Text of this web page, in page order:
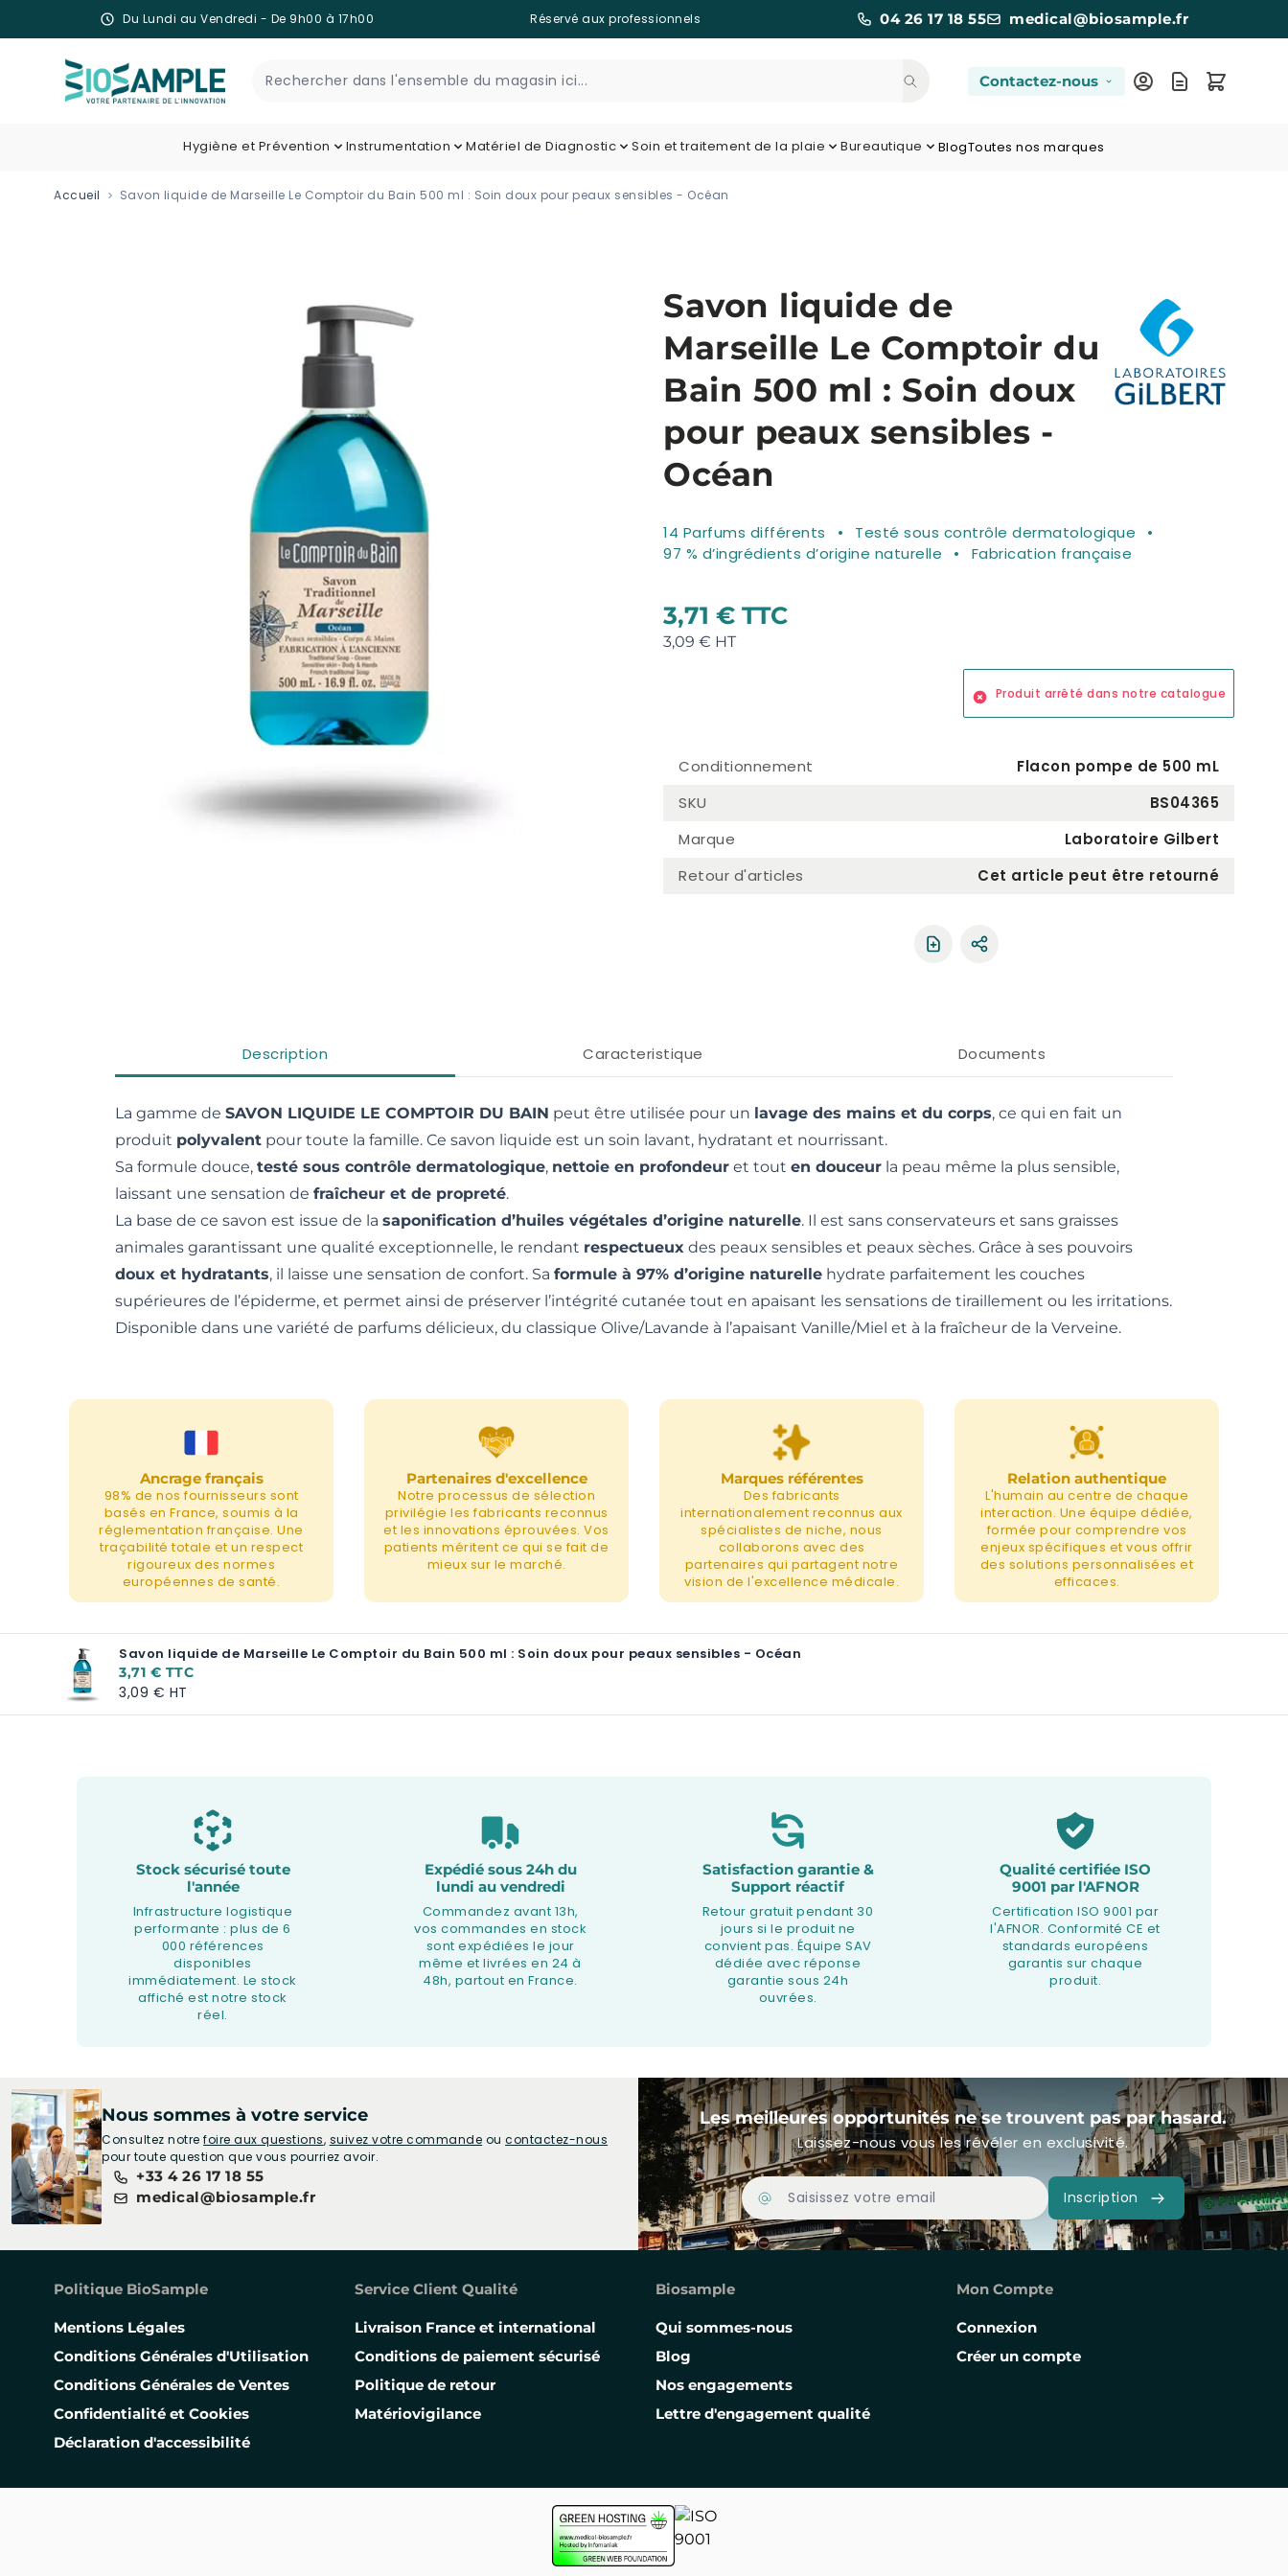
Du Lundi au Vendredi - De 9h00 à 17h00 Réservé aux professionnels 04 26 17 18 55
medical@biosample.fr
Contactez-nous
Hygiène et Prévention Instrumentation Matériel de Diagnostic Soin et traitement de la plaie Bureautique BlogToutes nos marques
Accueil Savon liquide de Marseille Le Comptoir du Bain 500 ml : Soin doux pour peaux sensibles - Océan
Savon liquide de
Marseille Le Comptoir du
Bain 500 ml : Soin doux
pour peaux sensibles -
Océan
14 Parfums différents
Testé sous contrôle dermatologique
97 % d’ingrédients d’origine naturelle
Fabrication française
3,71 €
3,09 €
Produit arrêté dans notre catalogue
Conditionnement
Flacon pompe de 500 mL
SKU
BS04365
Marque
Laboratoire Gilbert
Retour d'articles
Cet article peut être retourné
Partager le produit
Description Caracteristique Documents
La gamme de SAVON LIQUIDE LE COMPTOIR DU BAIN peut être utilisée pour un lavage des mains et du corps, ce qui en fait un
produit polyvalent pour toute la famille. Ce savon liquide est un soin lavant, hydratant et nourrissant.
Sa formule douce, testé sous contrôle dermatologique, nettoie en profondeur et tout en douceur la peau même la plus sensible,
laissant une sensation de fraîcheur et de propreté.
La base de ce savon est issue de la saponification d’huiles végétales d’origine naturelle. Il est sans conservateurs et sans graisses
animales garantissant une qualité exceptionnelle, le rendant respectueux des peaux sensibles et peaux sèches. Grâce à ses pouvoirs
doux et hydratants, il laisse une sensation de confort. Sa formule à 97% d’origine naturelle hydrate parfaitement les couches
supérieures de l’épiderme, et permet ainsi de préserver l’intégrité cutanée tout en apaisant les sensations de tiraillement ou les irritations.
Disponible dans une variété de parfums délicieux, du classique Olive/Lavande à l’apaisant Vanille/Miel et à la fraîcheur de la Verveine.
Ancrage français
98% de nos fournisseurs sont
basés en France, soumis à la
réglementation française. Une
traçabilité totale et un respect
rigoureux des normes
européennes de santé.
Partenaires d'excellence
Notre processus de sélection
privilégie les fabricants reconnus
et les innovations éprouvées. Vos
patients méritent ce qui se fait de
mieux sur le marché.
Marques référentes
Des fabricants
internationalement reconnus aux
spécialistes de niche, nous
collaborons avec des
partenaires qui partagent notre
vision de l'excellence médicale.
Relation authentique
L'humain au centre de chaque
interaction. Une équipe dédiée,
formée pour comprendre vos
enjeux spécifiques et vous offrir
des solutions personnalisées et
efficaces.
Savon liquide de Marseille Le Comptoir du Bain 500 ml : Soin doux pour peaux sensibles - Océan
3,71 €
3,09 €
Stock sécurisé toute
l'année
Infrastructure logistique
performante : plus de 6
000 références
disponibles
immédiatement. Le stock
affiché est notre stock
réel.
Expédié sous 24h du
lundi au vendredi
Commandez avant 13h,
vos commandes en stock
sont expédiées le jour
même et livrées en 24 à
48h, partout en France.
Satisfaction garantie &
Support réactif
Retour gratuit pendant 30
jours si le produit ne
convient pas. Équipe SAV
dédiée avec réponse
garantie sous 24h
ouvrées.
Qualité certifiée ISO
9001 par l'AFNOR
Certification ISO 9001 par
l'AFNOR. Conformité CE et
standards européens
garantis sur chaque
produit.
Nous sommes à votre service
Consultez notrefoire aux questions, suivez votre commande oucontactez-nous
pour toute question que vous pourriez avoir.
+33 4 26 17 18 55
medical@biosample.fr
Les meilleures opportunités ne se trouvent pas par hasard.
Laissez-nous vous les révéler en exclusivité.
Adresse Email
Inscription
Politique BioSample
Mentions Légales
Conditions Générales d'Utilisation
Conditions Générales de Ventes
Confidentialité et Cookies
Déclaration d'accessibilité
Service Client Qualité
Livraison France et international
Conditions de paiement sécurisé
Politique de retour
Matériovigilance
Biosample
Qui sommes-nous
Blog
Nos engagements
Lettre d'engagement qualité
Mon Compte
Connexion
Créer un compte